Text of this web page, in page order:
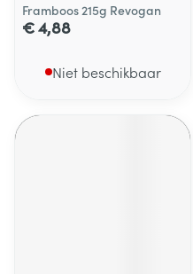
Framboos 215g Revogan
€ 4,88
Niet beschikbaar